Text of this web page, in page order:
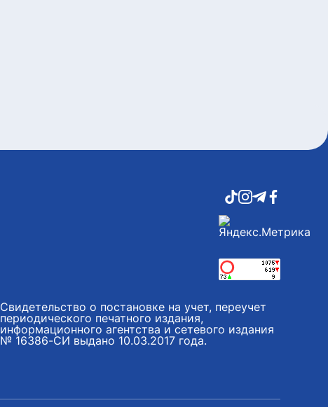
Свидетельство о постановке на учет, переучет
периодического печатного издания,
информационного агентства и сетевого издания
№ 16386-СИ выдано 10.03.2017 года.